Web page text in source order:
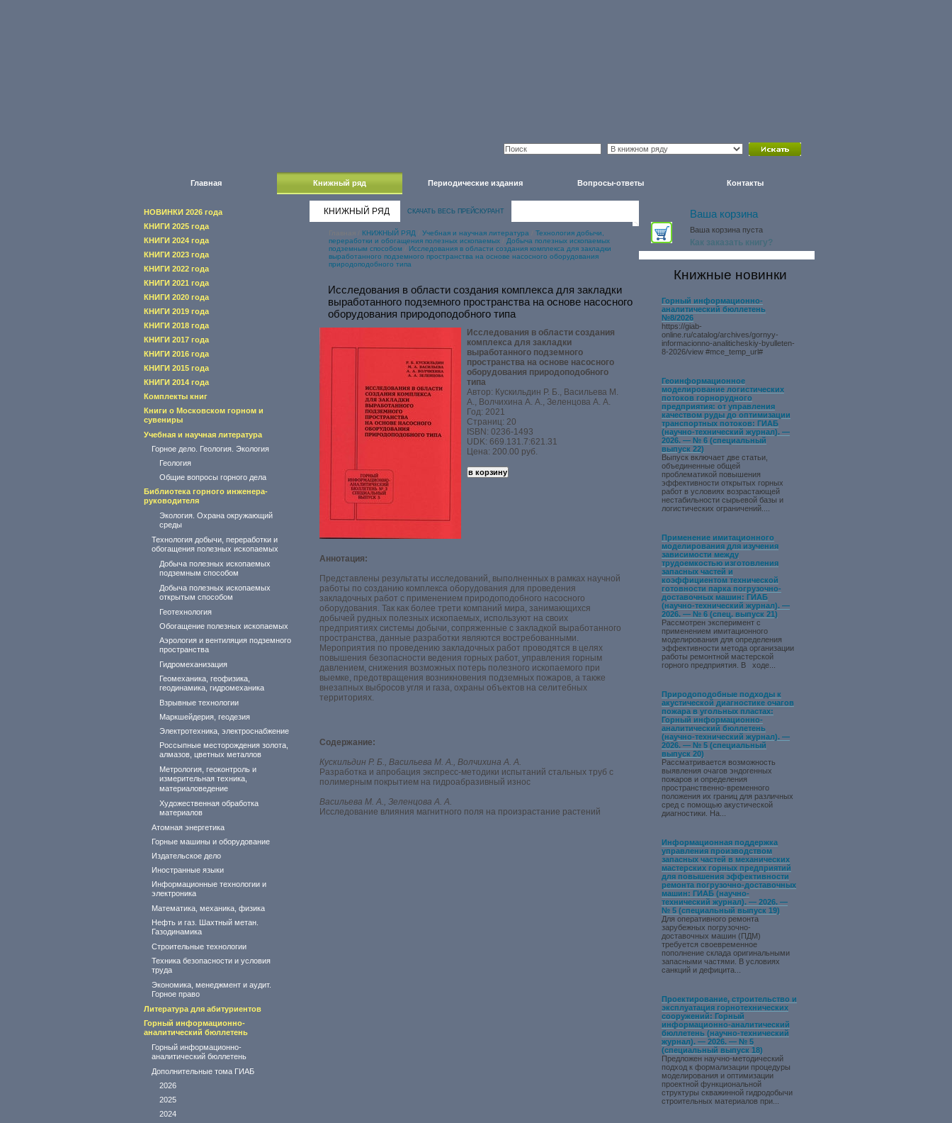
Главная Книжный ряд Периодические издания Вопросы-ответы Контакты
НОВИНКИ 2026 года
КНИГИ 2025 года
КНИГИ 2024 года
КНИГИ 2023 года
КНИГИ 2022 года
КНИГИ 2021 года
КНИГИ 2020 года
КНИГИ 2019 года
КНИГИ 2018 года
КНИГИ 2017 года
КНИГИ 2016 года
КНИГИ 2015 года
КНИГИ 2014 года
Комплекты книг
Книги о Московском горном и
сувениры
Учебная и научная литература
Горное дело. Геология. Экология
Геология
Общие вопросы горного дела
Библиотека горного инженера-
руководителя
Экология. Охрана окружающий
среды
Технология добычи, переработки и
обогащения полезных ископаемых
Добыча полезных ископаемых
подземным способом
Добыча полезных ископаемых
открытым способом
Геотехнология
Обогащение полезных ископаемых
Аэрология и вентиляция подземного
пространства
Гидромеханизация
Геомеханика, геофизика,
геодинамика, гидромеханика
Взрывные технологии
Маркшейдерия, геодезия
Электротехника, электроснабжение
Россыпные месторождения золота,
алмазов, цветных металлов
Метрология, геоконтроль и
измерительная техника,
материаловедение
Художественная обработка
материалов
Атомная энергетика
Горные машины и оборудование
Издательское дело
Иностранные языки
Информационные технологии и
электроника
Математика, механика, физика
Нефть и газ. Шахтный метан.
Газодинамика
Строительные технологии
Техника безопасности и условия
труда
Экономика, менеджмент и аудит.
Горное право
Литература для абитуриентов
Горный информационно-
аналитический бюллетень
Горный информационно-
аналитический бюллетень
Дополнительные тома ГИАБ
2026
2025
2024
КНИЖНЫЙ РЯД СКАЧАТЬ ВЕСЬ ПРЕЙСКУРАНТ
КНИЖНЫЙ РЯД Учебная и научная литература
Технология добычи,
переработки и обогащения полезных ископаемых
Добыча полезных ископаемых
подземным способом
Исследования в области создания комплекса для закладки
выработанного подземного пространства на основе насосного оборудования
природоподобного типа
Исследования в области создания комплекса для закладки
выработанного подземного пространства на основе насосного
оборудования природоподобного типа
Исследования в области создания
комплекса для закладки
выработанного подземного
пространства на основе насосного
оборудования природоподобного
типа
Автор: Кускильдин Р. Б., Васильева М.
А., Волчихина А. А., Зеленцова А. А.
Год: 2021
Страниц: 20
ISBN: 0236-1493
UDK: 669.131.7:621.31
Цена: 200.00 руб.
Аннотация:
Представлены результаты исследований, выполненных в рамках научной
работы по созданию комплекса оборудования для проведения
закладочных работ с применением природоподобного насосного
оборудования. Так как более трети компаний мира, занимающихся
добычей рудных полезных ископаемых, используют на своих
предприятиях системы добычи, сопряженные с закладкой выработанного
пространства, данные разработки являются востребованными.
Мероприятия по проведению закладочных работ проводятся в целях
повышения безопасности ведения горных работ, управления горным
давлением, снижения возможных потерь полезного ископаемого при
выемке, предотвращения возникновения подземных пожаров, а также
внезапных выбросов угля и газа, охраны объектов на селитебных
территориях.
Содержание:
Кускильдин Р. Б., Васильева М. А., Волчихина А. А.
Разработка и апробация экспресс-методики испытаний стальных труб с
полимерным покрытием на гидроабразивный износ
Васильева М. А., Зеленцова А. А.
Исследование влияния магнитного поля на произрастание растений
Ваша корзина
Ваша корзина пуста
Как заказать книгу?
Книжные новинки
Горный информационно-
аналитический бюллетень
№8/2026
https://giab-
online.ru/catalog/archives/gornyy-
informacionno-analiticheskiy-byulleten-
8-2026/view #mce_temp_url#
Геоинформационное
моделирование логистических
потоков горнорудного
предприятия: от управления
качеством руды до оптимизации
транспортных потоков: ГИАБ
(научно-технический журнал). —
2026. — № 6 (специальный
выпуск 22)
Выпуск включает две статьи,
объединенные общей
проблематикой повышения
эффективности открытых горных
работ в условиях возрастающей
нестабильности сырьевой базы и
логистических ограничений....
Применение имитационного
моделирования для изучения
зависимости между
трудоемкостью изготовления
запасных частей и
коэффициентом технической
готовности парка погрузочно-
доставочных машин: ГИАБ
(научно-технический журнал). —
2026. — № 6 (спец. выпуск 21)
Рассмотрен эксперимент с
применением имитационного
моделирования для определения
эффективности метода организации
работы ремонтной мастерской
горного предприятия. В ходе...
Природоподобные подходы к
акустической диагностике очагов
пожара в угольных пластах:
Горный информационно-
аналитический бюллетень
(научно-технический журнал). —
2026. — № 5 (специальный
выпуск 20)
Рассматривается возможность
выявления очагов эндогенных
пожаров и определения
пространственно-временного
положения их границ для различных
сред с помощью акустической
диагностики. На...
Информационная поддержка
управления производством
запасных частей в механических
мастерских горных предприятий
для повышения эффективности
ремонта погрузочно-доставочных
машин: ГИАБ (научно-
технический журнал). — 2026. —
№ 5 (специальный выпуск 19)
Для оперативного ремонта
зарубежных погрузочно-
доставочных машин (ПДМ)
требуется своевременное
пополнение склада оригинальными
запасными частями. В условиях
санкций и дефицита...
Проектирование, строительство и
эксплуатация горнотехнических
сооружений: Горный
информационно-аналитический
бюллетень (научно-технический
журнал). — 2026. — № 5
(специальный выпуск 18)
Предложен научно-методический
подход к формализации процедуры
моделирования и оптимизации
проектной функциональной
структуры скважинной гидродобычи
строительных материалов при...